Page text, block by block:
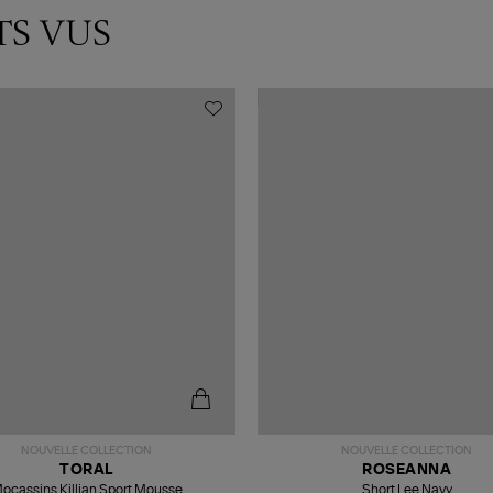
VUS
NOUVELLE COLLECTION
TORAL
Killian Sport Mousse
NOUVELLE COLLECTION
ROSEANNA
Short Lee Navy